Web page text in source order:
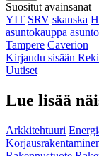
Suositut avainsanat
YIT SRV skanska
asuntokauppa
Tampere Caverion
Kirjaudu sisään
Uutiset
Lue lisää
Arkkitehtuuri